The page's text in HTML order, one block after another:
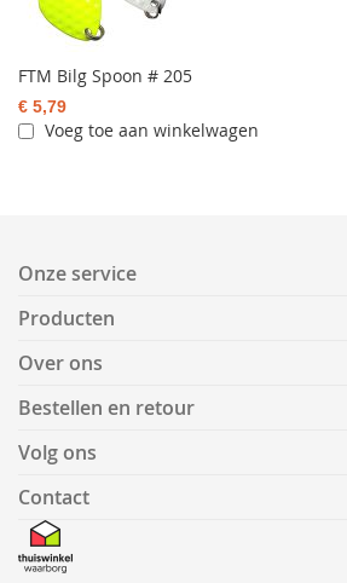
FTM Bilg Spoon # 205
€ 5,79
Voeg toe aan winkelwagen
Onze service
Producten
Over ons
Bestellen en retour
Volg ons
Contact